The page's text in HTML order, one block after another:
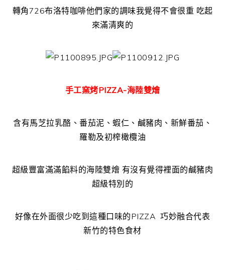
轉角726布洛特咖啡他們家的調味我覺得不會很重 吃起
來滿清爽的
手工窯烤PIZZA-海陸雙燴
含有馬芝拉乳酪、番茄泥、蝦仁、鹹豬肉、新鮮番茄、
羅勒及初榨橄欖油
超級豐富滿滿餡料的海陸雙燴 有沒有覺得裡面的鹹豬肉
超級特別的
好像在外面很少吃到這種口味的PIZZA 巧妙融合代表
新竹的特色食材